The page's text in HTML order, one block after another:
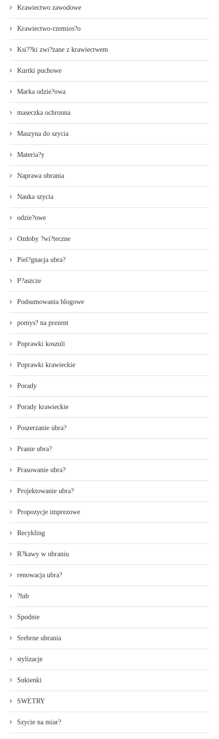
Krawiectwo zawodowe
Krawiectwo-rzemios?o
Ksi??ki zwi?zane z krawiectwem
Kurtki puchowe
Marka odzie?owa
maseczka ochronna
Maszyna do szycia
Materia?y
Naprawa ubrania
Nauka szycia
odzie?owe
Ozdoby ?wi?teczne
Piel?gnacja ubra?
P?aszcze
Podsumowania blogowe
pomys? na prezent
Poprawki koszuli
Poprawki krawieckie
Porady
Porady krawieckie
Poszerzanie ubra?
Pranie ubra?
Prasowanie ubra?
Projektowanie ubra?
Propozycje imprezowe
Recykling
R?kawy w ubraniu
renowacja ubra?
?lub
Spodnie
Srebrne ubrania
stylizacje
Sukienki
SWETRY
Szycie na miar?